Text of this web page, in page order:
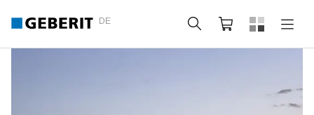
DE Suche Webshop